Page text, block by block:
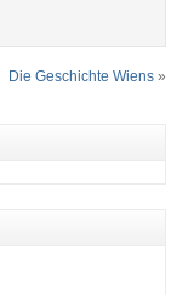
Die Geschichte Wiens »